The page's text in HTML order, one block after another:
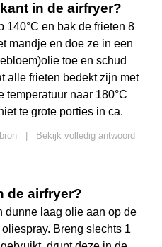
in de airfryer?
140°C en bak de frieten 8
mandje en doe ze in een
toe en schud
alle frieten bedekt zijn met
temperatuur naar 180°C
te grote porties in ca.
Bekijk volledig antwoord
de airfryer?
dunne laag olie aan op de
Breng slechts 1